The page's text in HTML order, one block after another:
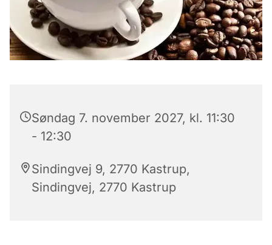
Søndag 7. november 2027, kl. 11:30
- 12:30
Sindingvej 9, 2770 Kastrup,
Sindingvej, 2770 Kastrup